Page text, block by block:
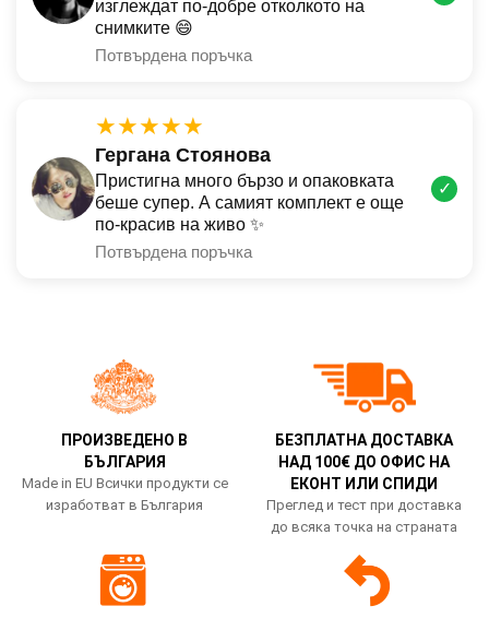
изглеждат по-добре отколкото на
снимките 😄
Потвърдена поръчка
★★★★★
Гергана Стоянова
Пристигна много бързо и опаковката
беше супер. А самият комплект е още
по-красив на живо ✨
Потвърдена поръчка
✓
ПРОИЗВЕДЕНО В
БЪЛГАРИЯ
Made in EU Всички продукти се
изработват в България
БЕЗПЛАТНА ДОСТАВКА
НАД 100€ ДО ОФИС НА
ЕКОНТ ИЛИ СПИДИ
Преглед и тест при доставка
до всяка точка на страната